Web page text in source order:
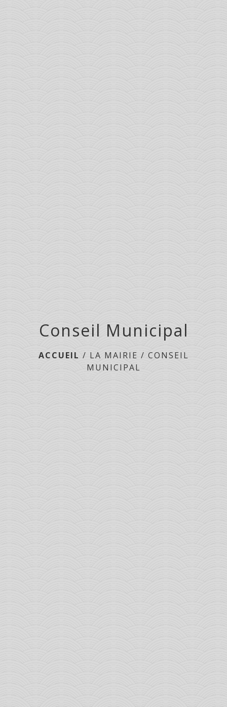
Conseil Municipal
ACCUEIL / LA MAIRIE / CONSEIL
MUNICIPAL